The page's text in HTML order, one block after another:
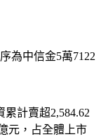
為中信金5萬7122
計賣超2,584.62